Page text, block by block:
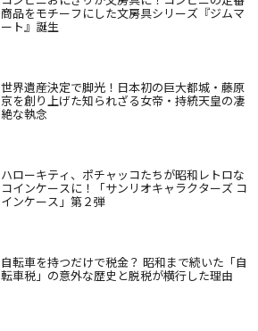
商品をモチーフにした文房具シリーズ『ジムマ
ート』誕生
世界遺産決定で脚光！日本初の巨大都城・藤原
京を創り上げた知られざる女帝・持統天皇の凄
絶な執念
ハローキティ、ポチャッコたちが昭和レトロな
コインケースに！「サンリオキャラクターズ コ
インケース」第２弾
自転車を持つだけで税金？ 昭和まで続いた「自
転車税」の意外な歴史と脱税が横行した理由